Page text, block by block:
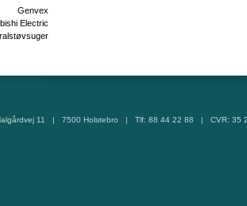
Genvex
Electric
11 | 7500 Holstebro | Tlf: 88 44 22 88 | CVR: